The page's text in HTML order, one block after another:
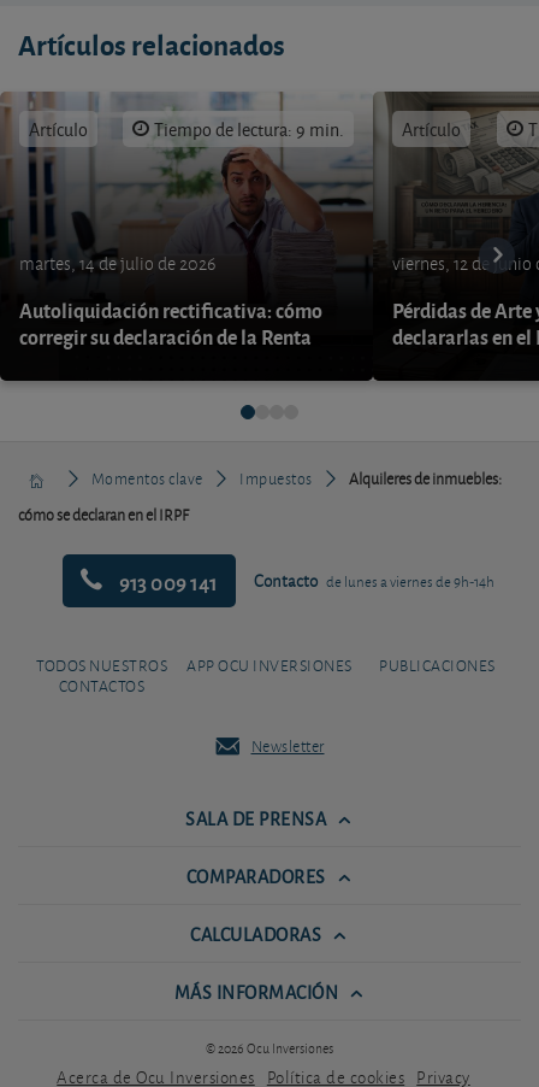
Artículos relacionados
Artículo Tiempo de lectura: 9 min.
martes, 14 de julio de 2026
Autoliquidación rectificativa: cómo
corregir su declaración de la Renta
Artículo
viernes, 12 de junio
Pérdidas de
declararlas en el
Momentos clave Impuestos
Alquileres de inmuebles:
cómo se declaran en el IRPF
913 009 141 Contacto de lunes a viernes de 9h-14h
TODOS NUESTROS
CONTACTOS
APP OCU INVERSIONES PUBLICACIONES
Newsletter
SALA DE PRENSA
COMPARADORES
CALCULADORAS
MÁS INFORMACIÓN
© 2026 Ocu Inversiones
Acerca de Ocu Inversiones Política de cookies Privacy